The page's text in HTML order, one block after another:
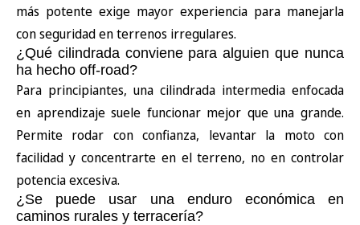
más potente exige mayor experiencia para manejarla
con seguridad en terrenos irregulares.
¿Qué cilindrada conviene para alguien que nunca
ha hecho off-road?
Para principiantes, una cilindrada intermedia enfocada
en aprendizaje suele funcionar mejor que una grande.
Permite rodar con confianza, levantar la moto con
facilidad y concentrarte en el terreno, no en controlar
potencia excesiva.
¿Se puede usar una enduro económica en
caminos rurales y terracería?